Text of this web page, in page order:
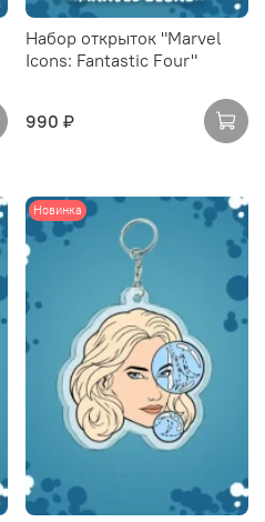
Набор открыток "Marvel
Icons: Fantastic Four"
990 ₽
Новинка